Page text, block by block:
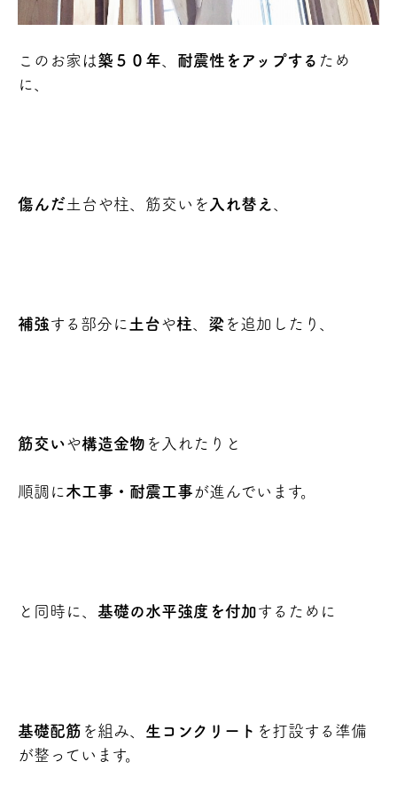
このお家は築５０年 耐震性をアップする ため
に、
傷んだ 土台や柱、筋交いを 入れ替え
補強する部分に 土台や柱 梁 を追加したり、
筋交いや構造金物 を入れたりと
順調に 木工事・耐震工事 が進んでいます。
と同時に、 基礎の水平強度を付加するために
基礎配筋 を組み、 生コンクリート を打設する準備
が整っています。